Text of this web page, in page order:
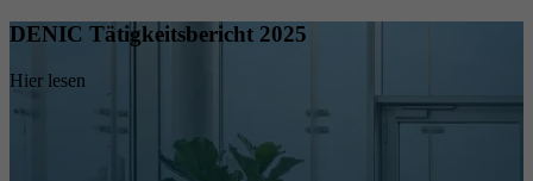
DENIC Tätigkeitsbericht 2025
Hier lesen